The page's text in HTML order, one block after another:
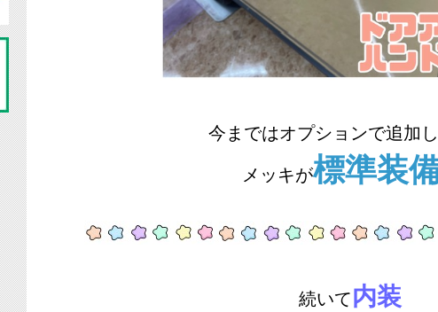
今まではオプションで追加
メッキが標準装
続いて内装